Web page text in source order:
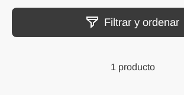
Filtrar y ordenar
1 producto